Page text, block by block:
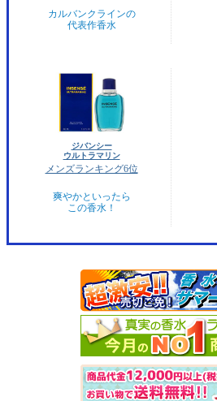
カルバンクラインの
代表作香水
ジバンシー
ウルトラマリン
メンズランキング6位
爽やかといったら
この香水！